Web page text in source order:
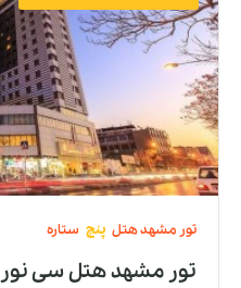
تور مشهدهتل پنج ستاره
تور مشهد هتل سی نور